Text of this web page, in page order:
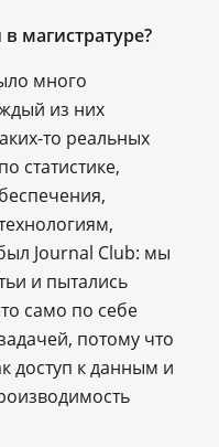
магистратуре?
много
из них
то реальных
статистике,
Journal Club: мы
и пытались
само по себе
потому что
доступ к данным и